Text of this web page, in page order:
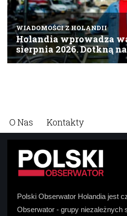
O Nas Kontakty
Polski Obserwator Holandia jest
Obserwator - grupy niezależnych